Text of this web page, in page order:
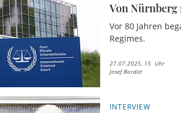
Von Nürnberg
Vor 80 Jahren
Regimes.
27.07.2025, 15 Uhr
Josef Bordat
INTERVIEW